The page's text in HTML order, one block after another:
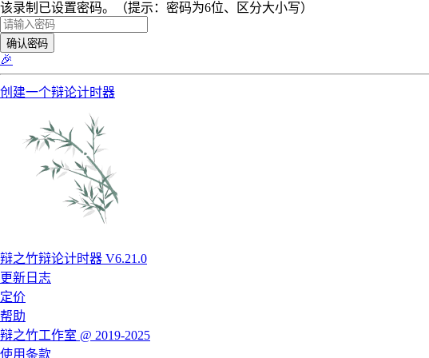
该录制已设置密码。（提示：密码为6位、区分大小写）
确认密码
🎉
创建一个辩论计时器
辩之竹辩论计时器 V6.21.0
更新日志
定价
帮助
辩之竹工作室 @ 2019-2025
使用条款